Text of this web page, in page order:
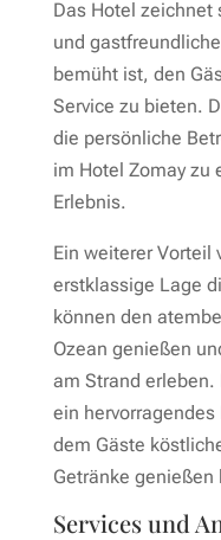
Das Hotel zeichnet
und
bemüht ist, den
Service zu bieten.
die persönliche
im Hotel Zomay zu
Erlebnis.
Ein weiterer Vorteil
erstklassige Lage
können den
Ozean genießen
am Strand erleben.
ein
dem Gäste
Getränke genießen
Services und